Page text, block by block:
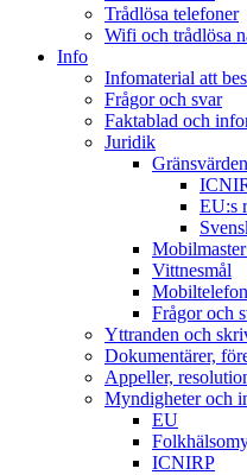
Trådlösa telefoner
Wifi och trådlösa
Info
Infomaterial att
Frågor och svar
Faktablad och
Juridik
Gränsvärden
EU:s
Vittnesmål
Frågor och
Yttranden och
Dokumentärer,
Appeller,
Myndigheter och
EU
ICNIRP